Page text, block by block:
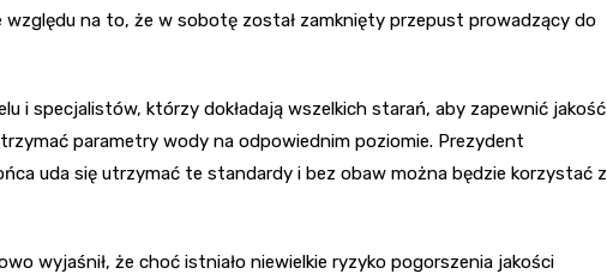
na to, że w sobotę został zamknięty przepust prowadzący do
i specjalistów, którzy dokładają wszelkich starań, aby zapewnić jakość
parametry wody na odpowiednim poziomie. Prezydent
uda się utrzymać te standardy i bez obaw można będzie korzystać z
wyjaśnił, że choć istniało niewielkie ryzyko pogorszenia jakości